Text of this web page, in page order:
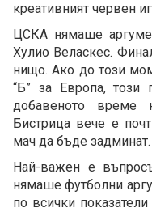
креативният червен
ЦСКА нямаше
Хулио Веласкес.
нищо. Ако до този
“Б” за Европа,
добавеното време
Бистрица вече е
мач да бъде задминат.
Най-важен е
нямаше футболни
по всички